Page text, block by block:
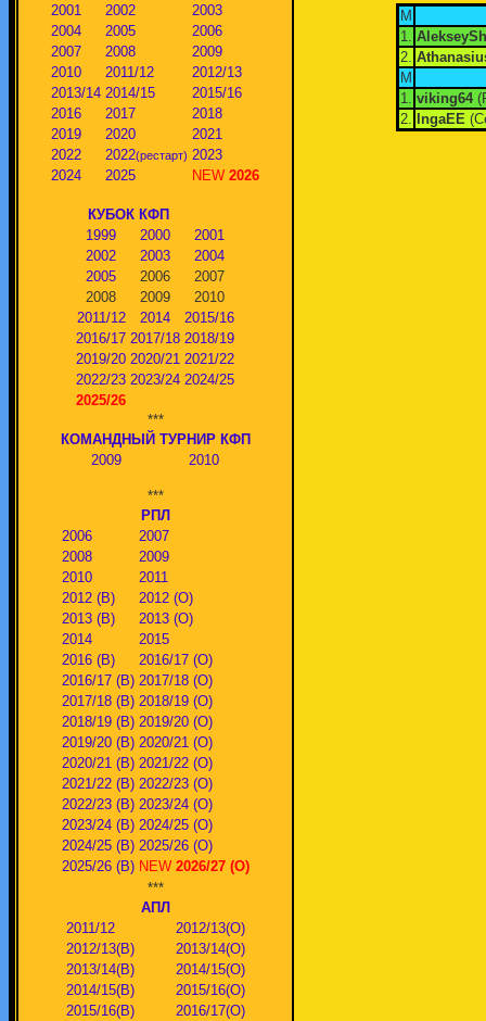
2001
2002
2003
2004
2005
2006
2007
2008
2009
2010
2011/12
2012/13
2013/14 2014/15
2015/16
2016
2017
2018
2019
2020
2021
2022
2022(рестарт) 2023
2024
2025 NEW 2026
КУБОК КФП
1999
2000
2001
2002
2003
2004
2005
2006
2007
2008
2009
2010
2011/12
2014
2015/16
2016/17 2017/18 2018/19
2019/20 2020/21 2021/22
2022/23 2023/24 2024/25
2025/26
***
КОМАНДНЫЙ ТУРНИР КФП
2009
2010
***
РПЛ
2006
2007
2008
2009
2010
2011
2012 (В)
2012 (О)
2013 (В)
2013 (О)
2014
2015
2016 (В)
2016/17 (О)
2016/17 (В) 2017/18 (О)
2017/18 (В) 2018/19 (О)
2018/19 (В) 2019/20 (О)
2019/20 (В) 2020/21 (О)
2020/21 (В) 2021/22 (О)
2021/22 (В) 2022/23 (О)
2022/23 (В) 2023/24 (О)
2023/24 (В) 2024/25 (О)
2024/25 (В) 2025/26 (О)
2025/26 (В) NEW 2026/27 (О)
***
АПЛ
2011/12
2012/13(О)
2012/13(В)
2013/14(О)
2013/14(В)
2014/15(О)
2014/15(В)
2015/16(О)
2015/16(В)
2016/17(О)
М
1.
2.
М
1.
viking64
2.
IngaEE